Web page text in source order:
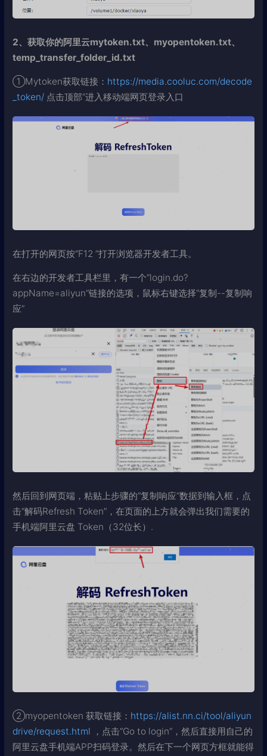
2、获取你的阿里云mytoken.txt、myopentoken.txt、
temp_transfer_folder_id.txt
①Mytoken获取链接： https://media.cooluc.com/decode
_token/ 点击顶部“进入移动端网页登录入口
在打开的网页按“F12 ”打开浏览器开发者工具。
在右边的开发者工具栏里，有一个“login.do?
appName=aliyun”链接的选项，鼠标右键选择“复制--复制响
应”
然后回到网页端，粘贴上步骤的“复制响应”数据到输入框，点
击“解码Refresh Token”，在页面的上方就会弹出我们需要的
手机端阿里云盘 Token（32位长）.
②myopentoken 获取链接： https://alist.nn.ci/tool/aliyun
drive/request.html ，点击“Go to login”，然后直接用自己的
阿里云盘手机端APP扫码登录。然后在下一个网页方框就能得